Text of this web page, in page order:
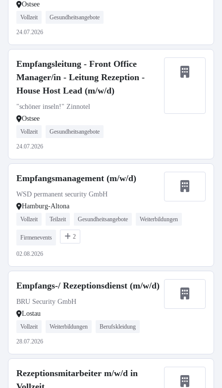
Ostsee
Vollzeit Gesundheitsangebote
24.07.2026
Empfangsleitung - Front Office
Manager/in - Leitung Rezeption -
House Host Lead (m/w/d)
"schöner inseln!" Zinnotel
Ostsee
Vollzeit Gesundheitsangebote
24.07.2026
Empfangsmanagement (m/w/d)
WSD permanent security GmbH
Hamburg-Altona
Vollzeit Teilzeit Gesundheitsangebote Weiterbildungen
Firmenevents 2
02.08.2026
Empfangs-/ Rezeptionsdienst (m/w/d)
BRU Security GmbH
Lostau
Vollzeit Weiterbildungen Berufskleidung
28.07.2026
Rezeptionsmitarbeiter m/w/d in